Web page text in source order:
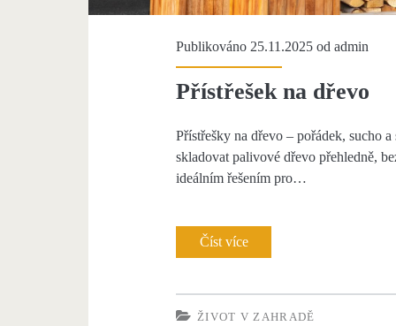
Publikováno 25.11.2025 odadmin
Přístřešek na dřevo
Přístřešky na dřevo – pořádek, sucho
skladovat palivové dřevo přehledně,
ideálním řešením pro…
Číst víceP
ŽIVOT V ZAHRADĚ